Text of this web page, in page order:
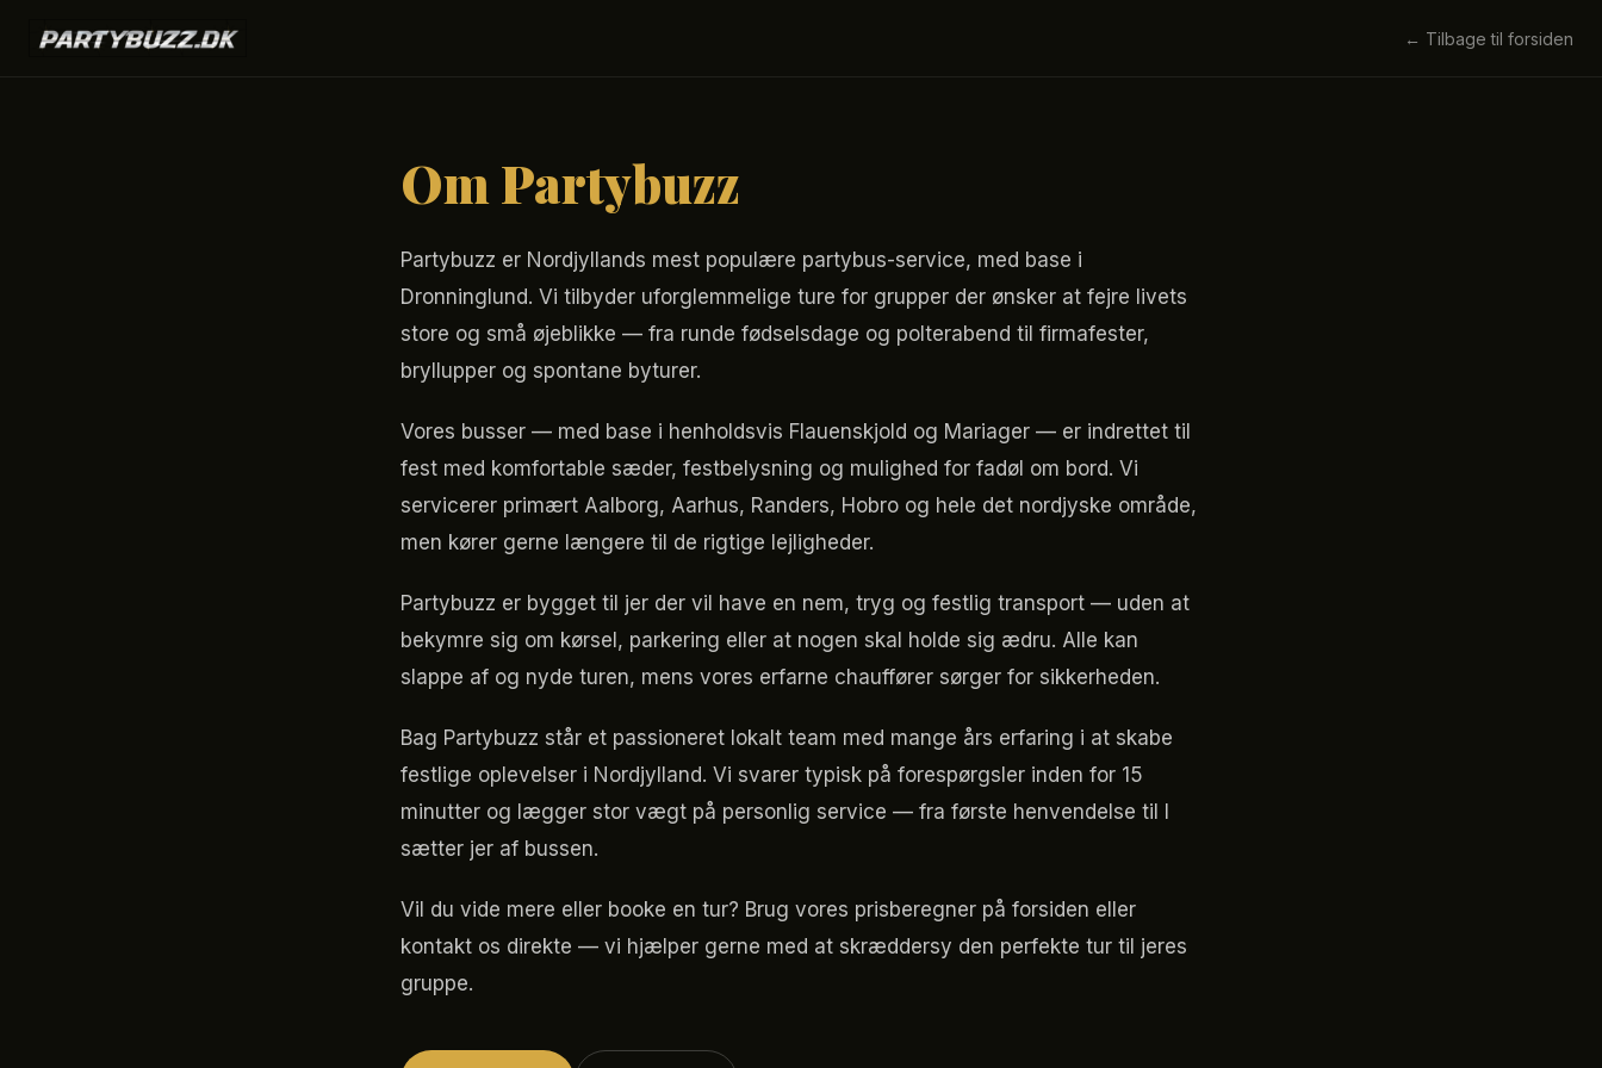
← Tilbage til forsiden
Om Partybuzz
Partybuzz er Nordjyllands mest populære partybus-service, med base i
Dronninglund. Vi tilbyder uforglemmelige ture for grupper der ønsker at fejre livets
store og små øjeblikke — fra runde fødselsdage og polterabend til firmafester,
bryllupper og spontane byturer.
Vores busser — med base i henholdsvis Flauenskjold og Mariager — er indrettet til
fest med komfortable sæder, festbelysning og mulighed for fadøl om bord. Vi
servicerer primært Aalborg, Aarhus, Randers, Hobro og hele det nordjyske område,
men kører gerne længere til de rigtige lejligheder.
Partybuzz er bygget til jer der vil have en nem, tryg og festlig transport — uden at
bekymre sig om kørsel, parkering eller at nogen skal holde sig ædru. Alle kan
slappe af og nyde turen, mens vores erfarne chauffører sørger for sikkerheden.
Bag Partybuzz står et passioneret lokalt team med mange års erfaring i at skabe
festlige oplevelser i Nordjylland. Vi svarer typisk på forespørgsler inden for 15
minutter og lægger stor vægt på personlig service — fra første henvendelse til I
sætter jer af bussen.
Vil du vide mere eller booke en tur? Brug vores prisberegner på forsiden eller
kontakt os direkte — vi hjælper gerne med at skræddersy den perfekte tur til jeres
gruppe.